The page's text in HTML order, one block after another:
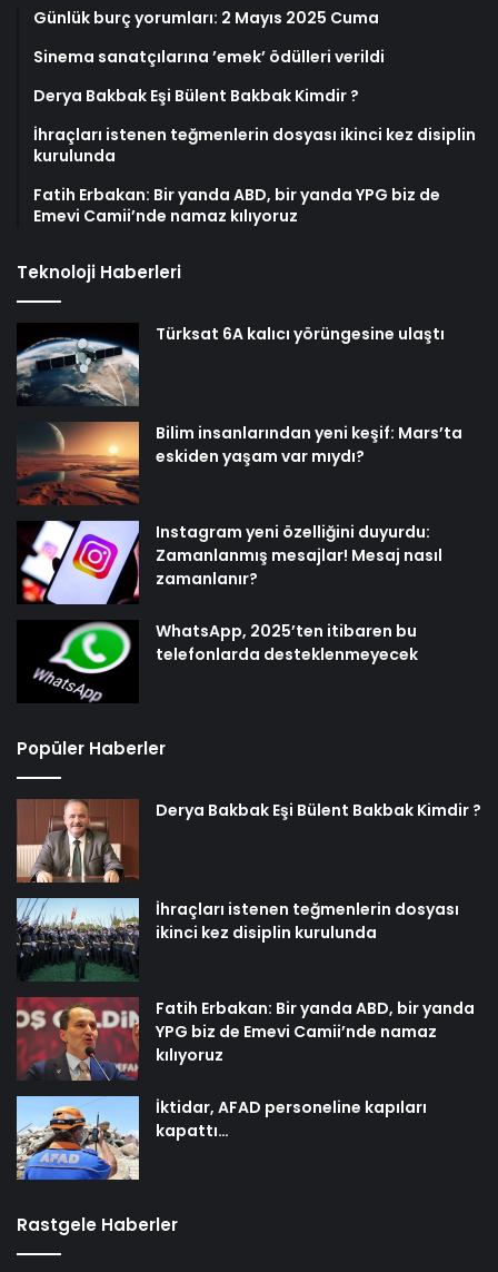
Günlük burç yorumları: 2 Mayıs 2025 Cuma
Sinema sanatçılarına ’emek’ ödülleri verildi
Derya Bakbak Eşi Bülent Bakbak Kimdir ?
İhraçları istenen teğmenlerin dosyası ikinci kez disiplin
kurulunda
Fatih Erbakan: Bir yanda ABD, bir yanda YPG biz de
Emevi Camii’nde namaz kılıyoruz
Teknoloji Haberleri
Türksat 6A kalıcı yörüngesine ulaştı
Bilim insanlarından yeni keşif: Mars’ta
eskiden yaşam var mıydı?
Instagram yeni özelliğini duyurdu:
Zamanlanmış mesajlar! Mesaj nasıl
zamanlanır?
WhatsApp, 2025’ten itibaren bu
telefonlarda desteklenmeyecek
Popüler Haberler
Derya Bakbak Eşi Bülent Bakbak Kimdir ?
İhraçları istenen teğmenlerin dosyası
ikinci kez disiplin kurulunda
Fatih Erbakan: Bir yanda ABD, bir yanda
YPG biz de Emevi Camii’nde namaz
kılıyoruz
İktidar, AFAD personeline kapıları
kapattı…
Rastgele Haberler